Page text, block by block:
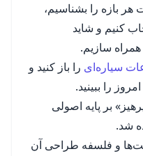
بازه را بشناسیم،
کنیم و شاید
سازیم.
سیاره‌ای را باز کنید و
را ببینید.
بر پایه اصولی
شد.
و فلسفه طراحی آن